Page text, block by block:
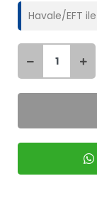
Havale/EFT ile